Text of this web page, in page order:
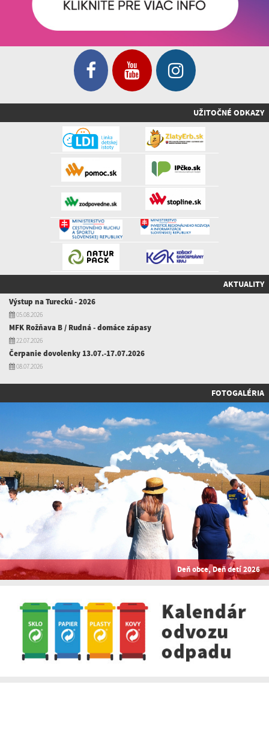
UŽITOČNÉ ODKAZY
AKTUALITY
Výstup na Tureckú - 2026
05.08.2026
MFK Rožňava B / Rudná - domáce zápasy
22.07.2026
Čerpanie dovolenky 13.07.-17.07.2026
08.07.2026
FOTOGALÉRIA
Deň obce, Deň detí 2026